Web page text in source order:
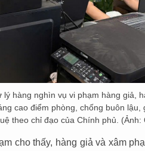
hàng nghìn vụ vi phạm hàng giả,
cao điểm phòng, chống buôn
theo chỉ đạo của Chính phủ. (Ảnh:
cho thấy, hàng giả và xâm